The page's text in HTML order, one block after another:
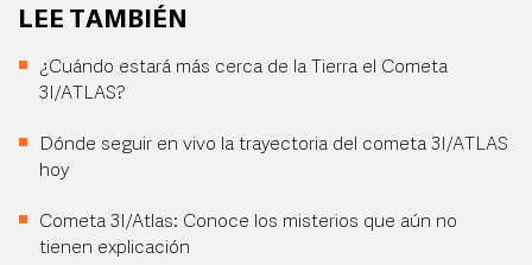
LEE TAMBIÉN
¿Cuándo estará más cerca de la Tierra el Cometa
3I/ATLAS?
Dónde seguir en vivo la trayectoria del cometa 3I/ATLAS
hoy
Cometa 3I/Atlas: Conoce los misterios que aún no
tienen explicación